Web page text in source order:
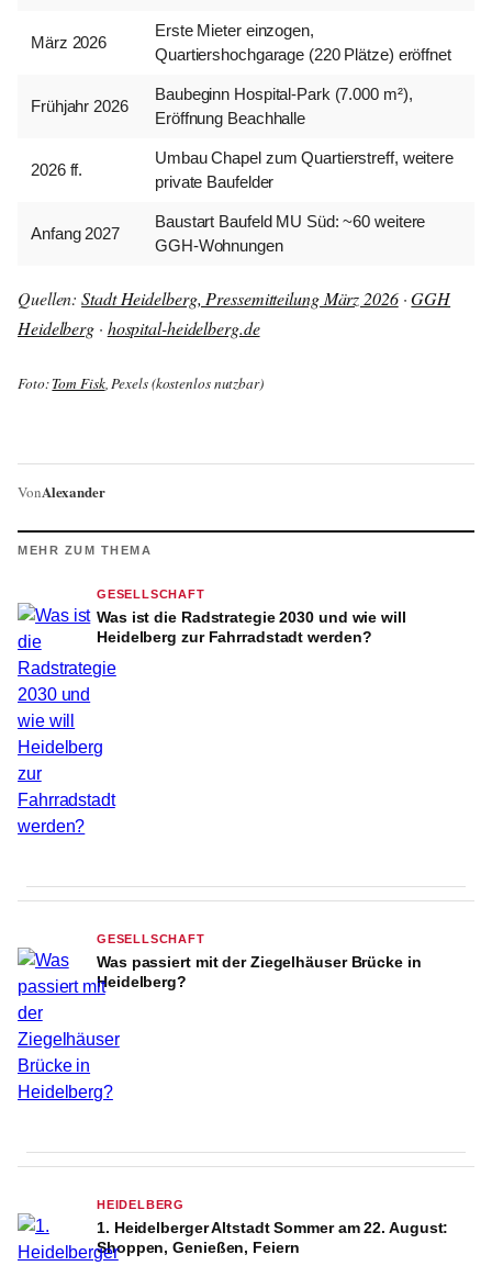
März 2026
Erste Mieter einzogen,
Quartiershochgarage (220 Plätze) eröffnet
Frühjahr 2026
Baubeginn Hospital-Park (7.000 m²),
Eröffnung Beachhalle
2026 ff.
Umbau Chapel zum Quartierstreff, weitere
private Baufelder
Anfang 2027
Baustart Baufeld MU Süd: ~60 weitere
GGH-Wohnungen
Quellen:Stadt Heidelberg, Pressemitteilung März 2026·GGH
Heidelberg · hospital-heidelberg.de
Foto:Tom Fisk, Pexels (kostenlos nutzbar)
VonAlexander
MEHR ZUM THEMA
GESELLSCHAFT
Was ist die Radstrategie 2030 und wie will
Heidelberg zur Fahrradstadt werden?
GESELLSCHAFT
Was passiert mit der Ziegelhäuser Brücke in
Heidelberg?
HEIDELBERG
1. Heidelberger Altstadt Sommer am 22. August:
Shoppen, Genießen, Feiern